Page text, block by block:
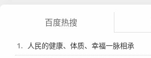
百度热搜
1
人民的健康、体质、幸福一脉相承